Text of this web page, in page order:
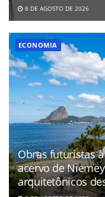
8 DE AGOSTO DE 2026
ECONOMIA
Obras futuristas
acervo de
arquitetônicos